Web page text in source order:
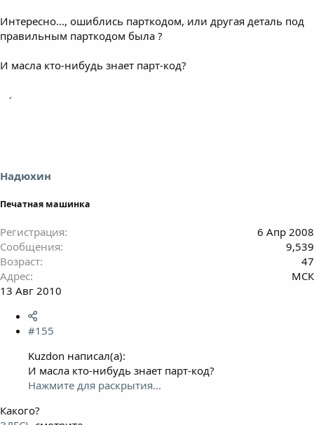
Интересно..., ошиблись парткодом, или другая деталь под
правильным парткодом была ?
И масла кто-нибудь знает парт-код?
Надюхин
Печатная машинка
Регистрация
6 Апр 2008
Сообщения
9,539
Возраст
47
Адрес
МСК
13 Авг 2010
#155
Kuzdon написал(а):
И масла кто-нибудь знает парт-код?
Нажмите для раскрытия...
Какого?